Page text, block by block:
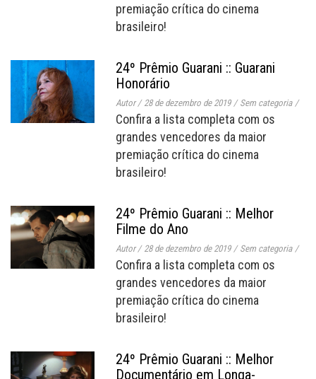
premiação crítica do cinema
brasileiro!
24º Prêmio Guarani :: Guarani
Honorário
Autor/ 28 de dezembro de 2019 / Sem categoria /
Confira a lista completa com os
grandes vencedores da maior
premiação crítica do cinema
brasileiro!
24º Prêmio Guarani :: Melhor
Filme do Ano
Autor/ 28 de dezembro de 2019 / Sem categoria /
Confira a lista completa com os
grandes vencedores da maior
premiação crítica do cinema
brasileiro!
24º Prêmio Guarani :: Melhor
Documentário em Longa-